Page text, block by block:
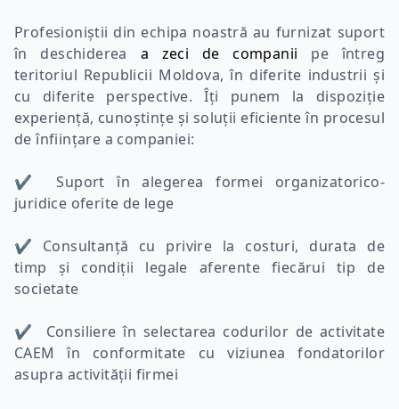
Profesioniștii din echipa noastră au furnizat suport
în deschiderea a zeci de companii pe întreg
teritoriul Republicii Moldova, în diferite industrii și
cu diferite perspective. Îți punem la dispoziție
experiență, cunoștințe și soluții eficiente în procesul
de înființare a companiei:
✔ Suport în alegerea formei organizatorico-
juridice oferite de lege
✔ Consultanță cu privire la costuri, durata de
timp și condiții legale aferente fiecărui tip de
societate
✔ Consiliere în selectarea codurilor de activitate
CAEM
în conformitate cu viziunea fondatorilor
asupra activității firmei